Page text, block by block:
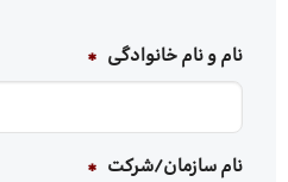
نام و نام خانوادگی *
نام سازمان/شرکت *